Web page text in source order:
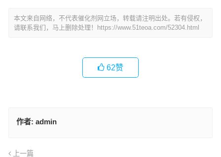
本文来自网络，不代表催化剂网立场，转载请注明出处。若有侵权，
请联系我们，马上删除处理！ https://www.51teoa.com/52304.html
62赞
作者: admin
上一篇